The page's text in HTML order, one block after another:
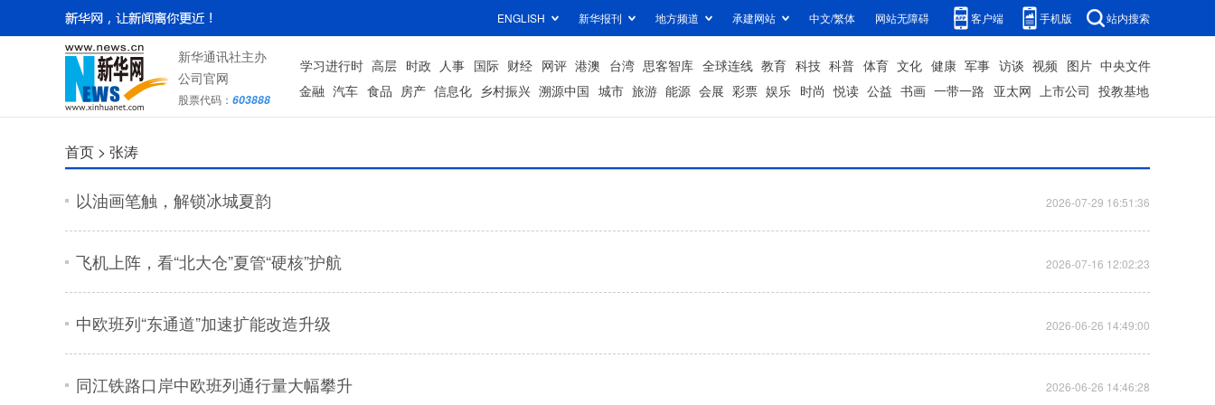
ENGLISH 新华报刊 地方频道 承建网站 中文/繁体 网站无障碍 客户端 手机版 站内搜索
新华通讯社主办
公司官网
股票代码： 603888
学习进行时 高层 时政 人事 国际 财经 网评 港澳 台湾 思客智库 全球连线 教育 科技 科普 体育 文化 健康 军事 访谈 视频 图片 中央文件
金融 汽车 食品 房产 信息化 乡村振兴 溯源中国 城市 旅游 能源 会展 彩票 娱乐 时尚 悦读 公益 书画 一带一路 亚太网 上市公司 投教基地
首页 > 张涛
以油画笔触，解锁冰城夏韵 2026-07-29 16:51:36
飞机上阵，看“北大仓”夏管“硬核”护航 2026-07-16 12:02:23
中欧班列“东通道”加速扩能改造升级 2026-06-26 14:49:00
同江铁路口岸中欧班列通行量大幅攀升 2026-06-26 14:46:28